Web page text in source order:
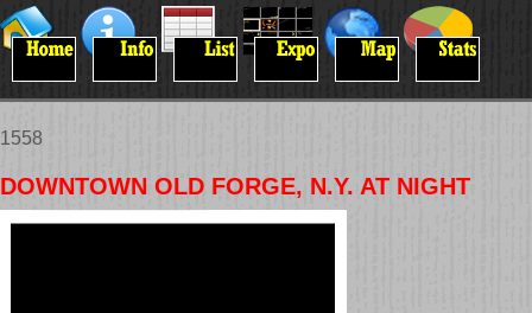
1558
DOWNTOWN OLD FORGE, N.Y. AT NIGHT